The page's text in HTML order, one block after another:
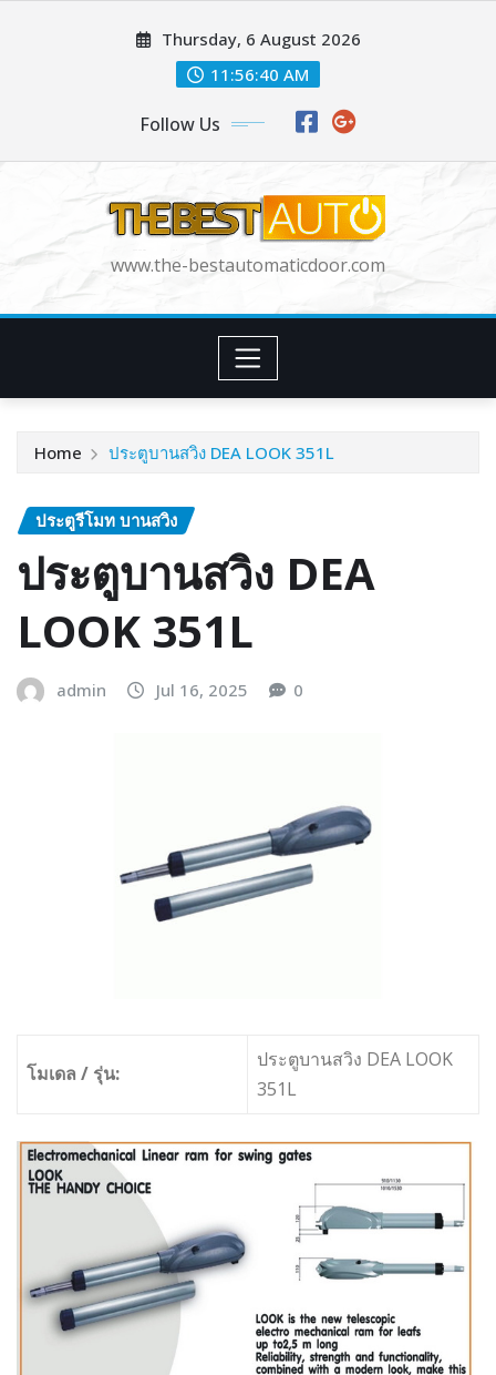
Thursday, 6 August 2026
11:56:42 AM
Follow Us
www.the-bestautomaticdoor.com
Home ประตูบานสวิง DEA LOOK 351L
ประตูรีโมท บานสวิง
ประตูบานสวิง DEA
LOOK 351L
admin Jul 16, 2025 0
โมเดล / รุ่น:
ประตูบานสวิง DEA LOOK
351L